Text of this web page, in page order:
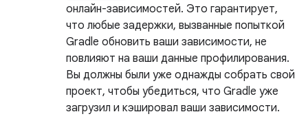
онлайн-зависимостей. Это гарантирует,
что любые задержки, вызванные попыткой
Gradle обновить ваши зависимости, не
повлияют на ваши данные профилирования.
Вы должны были уже однажды собрать свой
проект, чтобы убедиться, что Gradle уже
загрузил и кэшировал ваши зависимости.